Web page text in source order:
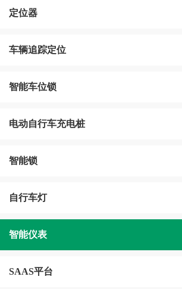
定位器
车辆追踪定位
智能车位锁
电动自行车充电桩
智能锁
自行车灯
智能仪表
SAAS平台